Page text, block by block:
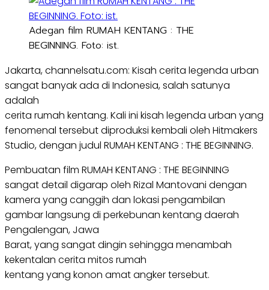
Adegan film RUMAH KENTANG : THE
BEGINNING. Foto: ist.
Jakarta, channelsatu.com: Kisah cerita legenda urban
sangat banyak ada di Indonesia, salah satunya
adalah
cerita rumah kentang. Kali ini kisah legenda urban yang
fenomenal tersebut diproduksi kembali oleh Hitmakers
Studio, dengan judul RUMAH KENTANG : THE BEGINNING.
Pembuatan film RUMAH KENTANG : THE BEGINNING
sangat detail digarap oleh Rizal Mantovani dengan
kamera yang canggih dan lokasi pengambilan
gambar langsung di perkebunan kentang daerah
Pengalengan, Jawa
Barat, yang sangat dingin sehingga menambah
kekentalan cerita mitos rumah
kentang yang konon amat angker tersebut.